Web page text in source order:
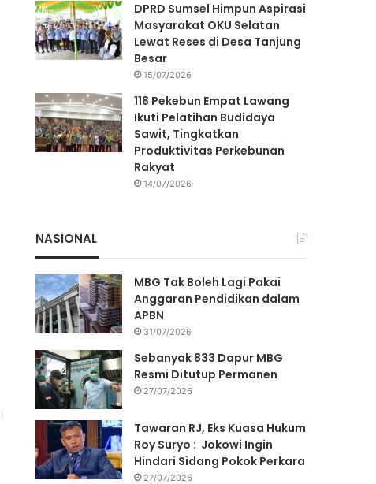
DPRD Sumsel Himpun Aspirasi
Masyarakat OKU Selatan
Lewat Reses di Desa Tanjung
Besar
15/07/2026
118 Pekebun Empat Lawang
Ikuti Pelatihan Budidaya
Sawit, Tingkatkan
Produktivitas Perkebunan
Rakyat
14/07/2026
NASIONAL
MBG Tak Boleh Lagi Pakai
Anggaran Pendidikan dalam
APBN
31/07/2026
Sebanyak 833 Dapur MBG
Resmi Ditutup Permanen
27/07/2026
Tawaran RJ, Eks Kuasa Hukum
Roy Suryo : Jokowi Ingin
Hindari Sidang Pokok Perkara
27/07/2026